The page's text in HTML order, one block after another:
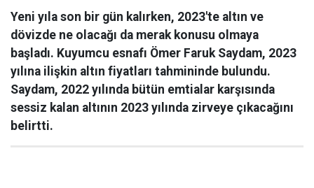
Yeni yıla son bir gün kalırken, 2023'te altın ve
dövizde ne olacağı da merak konusu olmaya
başladı. Kuyumcu esnafı Ömer Faruk Saydam, 2023
yılına ilişkin altın fiyatları tahmininde bulundu.
Saydam, 2022 yılında bütün emtialar karşısında
sessiz kalan altının 2023 yılında zirveye çıkacağını
belirtti.